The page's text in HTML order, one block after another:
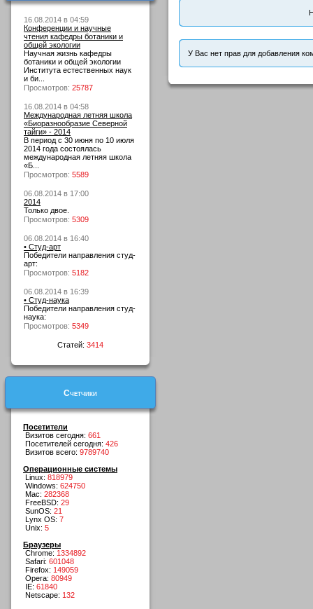
16.08.2014 в 04:59
Конференции и научные
чтения кафедры ботаники и
общей экологии
Научная жизнь кафедры
ботаники и общей экологии
Института естественных наук
и би...
Просмотров: 25787
16.08.2014 в 04:58
Международная летняя школа
«Биоразнообразие Северной
тайги» - 2014
В период с 30 июня по 10 июля
2014 года состоялась
международная летняя школа
«Б...
Просмотров: 5589
06.08.2014 в 17:00
2014
Только двое.
Просмотров: 5309
06.08.2014 в 16:40
• Студ-арт
Победители направления студ-
арт:
Просмотров: 5182
06.08.2014 в 16:39
• Студ-наука
Победители направления студ-
наука:
Просмотров: 5349
Статей: 3414
Счетчики
Посетители
Визитов сегодня: 661
Посетителей сегодня: 426
Визитов всего: 9789740
Операционные системы
Linux: 818979
Windows: 624750
Mac: 282368
FreeBSD: 29
SunOS: 21
Lynx OS: 7
Unix: 5
Браузеры
Chrome: 1334892
Safari: 601048
Firefox: 149059
Opera: 80949
IE: 61840
Netscape: 132
У Вас нет прав для добавления